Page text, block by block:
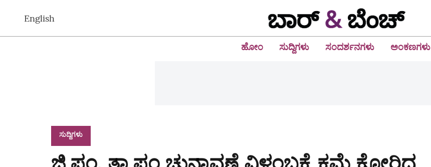
English
ಹೋಂ ಸುದ್ದಿಗಳು ಸಂದರ್ಶನಗಳು ಅಂಕಣಗಳು
ಸುದ್ದಿಗಳು